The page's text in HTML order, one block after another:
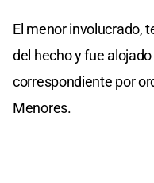
seconds
El menor involucrado,
del hecho y fue
correspondiente por
Menores.